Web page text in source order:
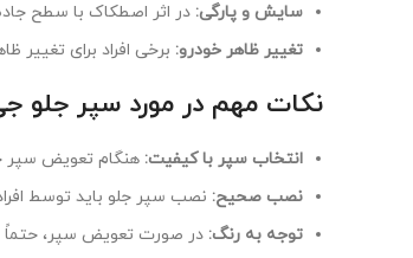
سایش و پارگی: در اثر اصطکاک با سطح
تغییر ظاهر خودرو: برخی افراد برای
نکات مهم در مورد سپر جلو
انتخاب سپر با کیفیت: هنگام تعویض سپر جلو جی7، حتماً از محصولات با کیفیت و
نصب صحیح: نصب سپر جلو باید توسط
توجه به رنگ: در صورت تعویض سپر، حتماً